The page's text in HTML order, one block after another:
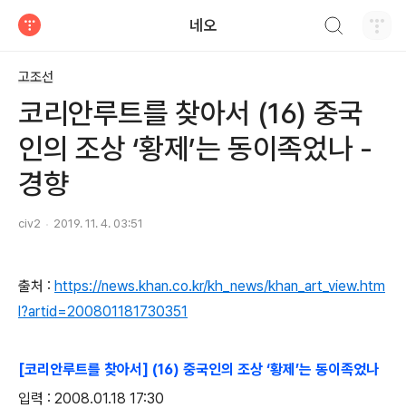
네오
고조선
코리안루트를 찾아서 (16) 중국
인의 조상 ‘황제’는 동이족었나 -
경향
civ2 2019. 11. 4. 03:51
출처 : https://news.khan.co.kr/kh_news/khan_art_view.htm
l?artid=200801181730351
[코리안루트를 찾아서] (16) 중국인의 조상 ‘황제’는 동이족었나
입력 : 2008.01.18 17:30